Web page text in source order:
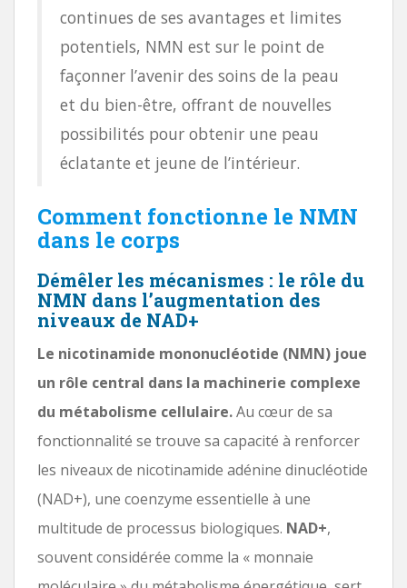
continues de ses avantages et limites
potentiels, NMN est sur le point de
façonner l’avenir des soins de la peau
et du bien-être, offrant de nouvelles
possibilités pour obtenir une peau
éclatante et jeune de l’intérieur.
Comment fonctionne le NMN
dans le corps
Démêler les mécanismes : le rôle du
NMN dans l’augmentation des
niveaux de NAD+
Le nicotinamide mononucléotide (NMN) joue
un rôle central dans la machinerie complexe
du métabolisme cellulaire.Au cœur de sa
fonctionnalité se trouve sa capacité à renforcer
les niveaux de nicotinamide adénine dinucléotide
(NAD+), une coenzyme essentielle à une
multitude de processus biologiques. NAD+,
souvent considérée comme la « monnaie